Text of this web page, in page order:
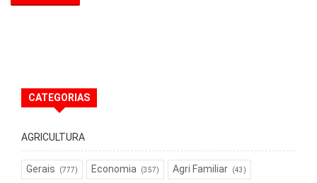
CATEGORIAS
AGRICULTURA
Gerais (777) Economia (357) Agri Familiar (43)